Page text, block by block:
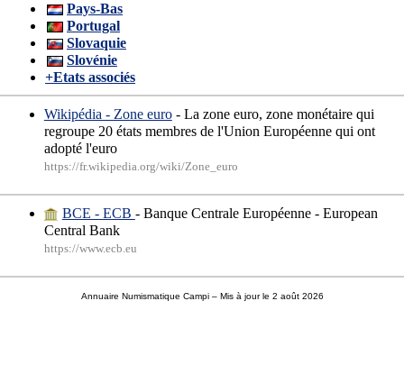
Pays-Bas
Portugal
Slovaquie
Slovénie
+Etats associés
Wikipédia - Zone euro- La zone euro, zone monétaire qui
regroupe 20 états membres de l'Union Européenne qui ont
adopté l'euro
https://fr.wikipedia.org/wiki/Zone_euro
BCE - ECB - Banque Centrale Européenne - European
Central Bank
https://www.ecb.eu
Annuaire Numismatique Campi– Mis à jour le 2 août 2026